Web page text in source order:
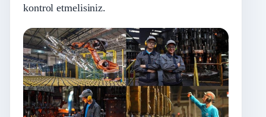
kontrol etmelisiniz.